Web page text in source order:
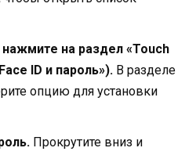
нажмите на раздел «Touch
ID и пароль»). В разделе
опцию для установки
Прокрутите вниз и